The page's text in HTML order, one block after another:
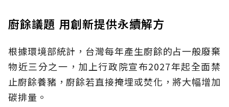
廚餘議題 用創新提供永續解方
根據環境部統計，台灣每年產生廚餘的占一般廢棄
物近三分之一，加上行政院宣布2027年起全面禁
止廚餘養豬，廚餘若直接掩埋或焚化，將大幅增加
碳排量。